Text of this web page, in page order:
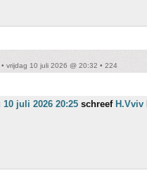
• vrijdag 10 juli 2026 @ 20:32 • 224
juli 2026 20:25 schreef H.Vviv